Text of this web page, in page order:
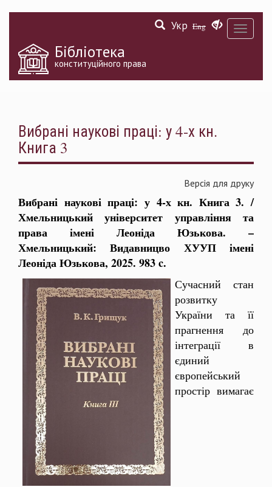
Toggle
Укр Eng
Бібліотека
конституційного права
Вибрані наукові праці: у 4-х кн.
Книга 3
Версія для друку
Вибрані наукові праці: у 4-х кн. Книга 3. /
Хмельницький університет управління та
права імені Леоніда Юзькова. –
Хмельницький: Видавницво ХУУП імені
Леоніда Юзькова, 2025. 983 c.
Сучасний стан
розвитку
України та її
прагнення до
інтеграції в
єдиний
європейський
простір вимагає